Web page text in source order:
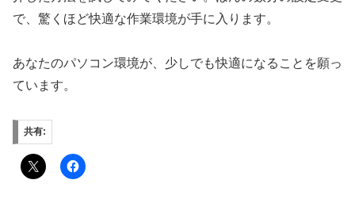
で、驚くほど快適な作業環境が手に入ります。
あなたのパソコン環境が、少しでも快適になることを願っ
ています。
共有: